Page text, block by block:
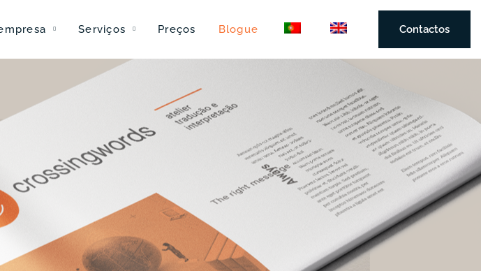
Serviços Preços Blogue Contactos